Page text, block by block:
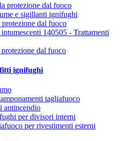
protezione dal fuoco
e sigillanti ignifughi
protezione dal fuoco
140505 - Trattamenti
dal fuoco
ignifughi
tagliafuoco
antincendio
per divisori interni
per rivestimenti esterni